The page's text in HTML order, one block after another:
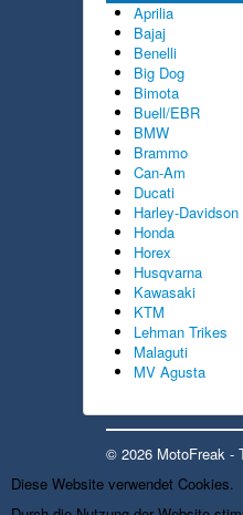
Aprilia
Bajaj
Benelli
Big Dog
Bimota
Buell/EBR
BMW
Brammo
Can-Am
Ducati
Harley-Davidson
Honda
Horex
Husqvarna
Kawasaki
KTM
Lehman Trikes
Malaguti
MV Agusta
© 2026 MotoFreak -
Diese Website verwendet Cookies.